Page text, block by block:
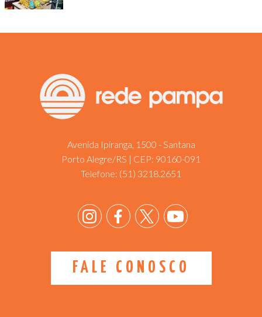
Avenida Ipiranga, 1500 - Santana
Porto Alegre/RS | CEP: 90160-091
Telefone: (51) 3218.2651
FALE CONOSCO